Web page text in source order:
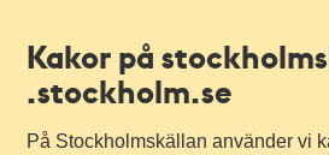
Kakor på
.stockholm.se
På Stockholmskällan använder vi